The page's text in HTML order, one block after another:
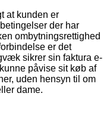
at kunden er
der har
ombytningsrettighed
er det
sikrer sin faktura e-
påvise sit køb af
uden hensyn til om
dame.